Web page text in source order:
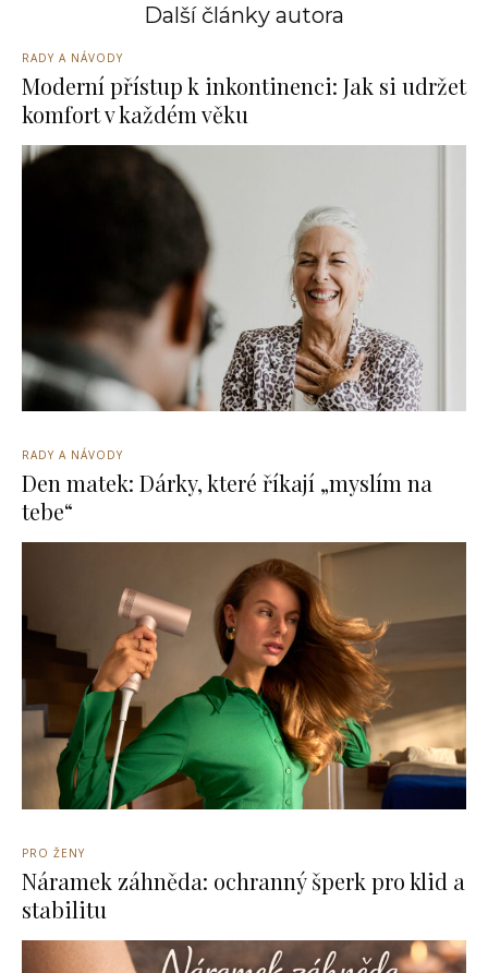
Další články autora
RADY A NÁVODY
Moderní přístup k inkontinenci: Jak si udržet
komfort v každém věku
RADY A NÁVODY
Den matek: Dárky, které říkají „myslím na
tebe“
PRO ŽENY
Náramek záhněda: ochranný šperk pro klid a
stabilitu